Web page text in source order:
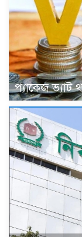
প্যাকেজ ভ্যাট